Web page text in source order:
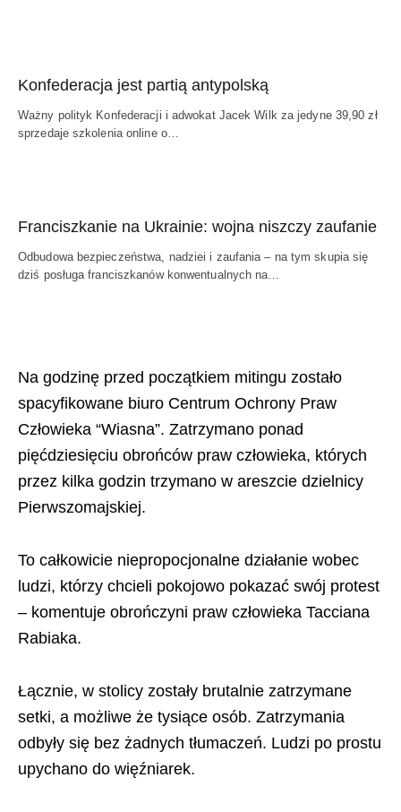
Konfederacja jest partią antypolską
Ważny polityk Konfederacji i adwokat Jacek Wilk za jedyne 39,90 zł
sprzedaje szkolenia online o…
Franciszkanie na Ukrainie: wojna niszczy zaufanie
Odbudowa bezpieczeństwa, nadziei i zaufania – na tym skupia się
dziś posługa franciszkanów konwentualnych na…
Na godzinę przed początkiem mitingu zostało
spacyfikowane biuro Centrum Ochrony Praw
Człowieka “Wiasna”. Zatrzymano ponad
pięćdziesięciu obrońców praw człowieka, których
przez kilka godzin trzymano w areszcie dzielnicy
Pierwszomajskiej.
To całkowicie niepropocjonalne działanie wobec
ludzi, którzy chcieli pokojowo pokazać swój protest
– komentuje obrończyni praw człowieka Tacciana
Rabiaka.
Łącznie, w stolicy zostały brutalnie zatrzymane
setki, a możliwe że tysiące osób. Zatrzymania
odbyły się bez żadnych tłumaczeń. Ludzi po prostu
upychano do więźniarek.